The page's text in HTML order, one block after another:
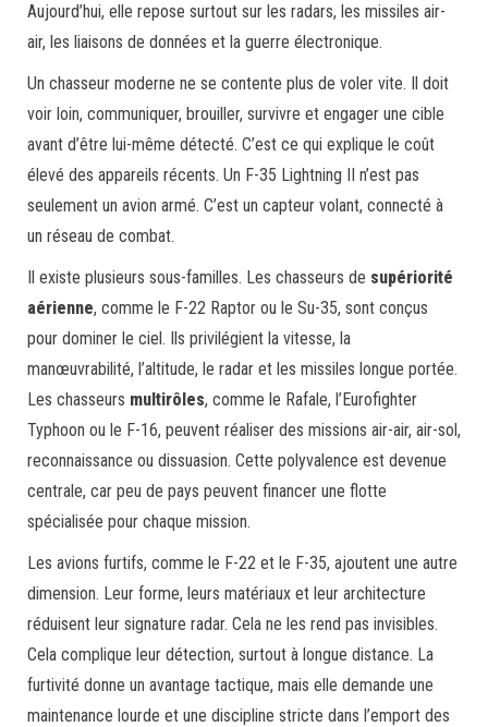
Aujourd’hui, elle repose surtout sur les radars, les missiles air-
air, les liaisons de données et la guerre électronique.
Un chasseur moderne ne se contente plus de voler vite. Il doit
voir loin, communiquer, brouiller, survivre et engager une cible
avant d’être lui-même détecté. C’est ce qui explique le coût
élevé des appareils récents. Un F-35 Lightning II n’est pas
seulement un avion armé. C’est un capteur volant, connecté à
un réseau de combat.
Il existe plusieurs sous-familles. Les chasseurs de supériorité
aérienne, comme le F-22 Raptor ou le Su-35, sont conçus
pour dominer le ciel. Ils privilégient la vitesse, la
manœuvrabilité, l’altitude, le radar et les missiles longue portée.
Les chasseurs multirôles, comme le Rafale, l’Eurofighter
Typhoon ou le F-16, peuvent réaliser des missions air-air, air-sol,
reconnaissance ou dissuasion. Cette polyvalence est devenue
centrale, car peu de pays peuvent financer une flotte
spécialisée pour chaque mission.
Les avions furtifs, comme le F-22 et le F-35, ajoutent une autre
dimension. Leur forme, leurs matériaux et leur architecture
réduisent leur signature radar. Cela ne les rend pas invisibles.
Cela complique leur détection, surtout à longue distance. La
furtivité donne un avantage tactique, mais elle demande une
maintenance lourde et une discipline stricte dans l’emport des